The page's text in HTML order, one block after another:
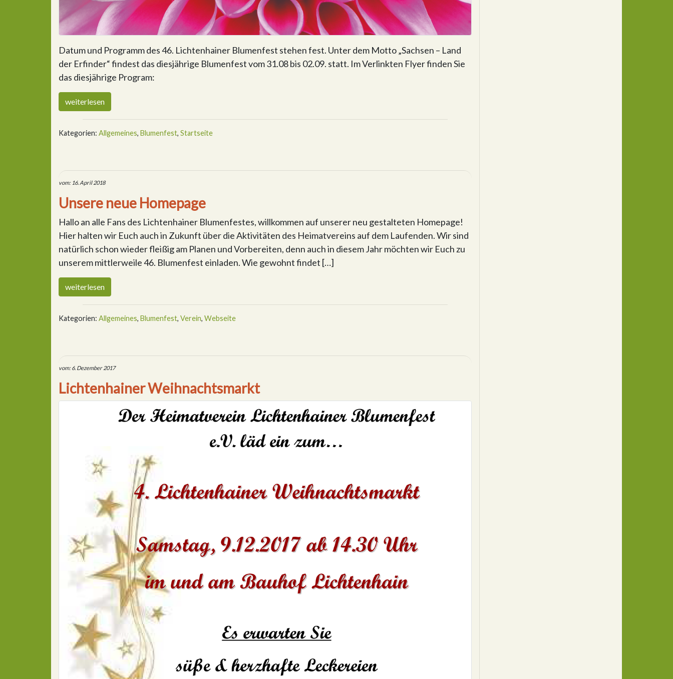
Datum und Programm des 46. Lichtenhainer Blumenfest stehen fest. Unter dem Motto „Sachsen – Land
der Erfinder“ findest das diesjährige Blumenfest vom 31.08 bis 02.09. statt. Im Verlinkten Flyer finden Sie
das diesjährige Program:
weiterlesen
Kategorien: Allgemeines, Blumenfest, Startseite
vom: 16. April 2018
Unsere neue Homepage
Hallo an alle Fans des Lichtenhainer Blumenfestes, willkommen auf unserer neu gestalteten Homepage!
Hier halten wir Euch auch in Zukunft über die Aktivitäten des Heimatvereins auf dem Laufenden. Wir sind
natürlich schon wieder fleißig am Planen und Vorbereiten, denn auch in diesem Jahr möchten wir Euch zu
unserem mittlerweile 46. Blumenfest einladen. Wie gewohnt findet […]
weiterlesen
Kategorien: Allgemeines, Blumenfest, Verein, Webseite
vom: 6. Dezember 2017
Lichtenhainer Weihnachtsmarkt